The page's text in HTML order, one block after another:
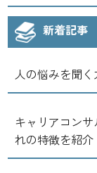
新着記事
人の悩みを聞
キャリアコン
れの特徴を紹介